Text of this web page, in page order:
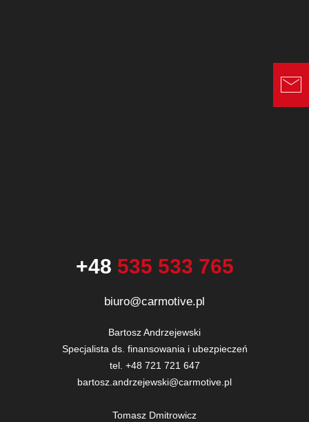
+48 535 533 765
biuro@carmotive.pl
Bartosz Andrzejewski
Specjalista ds. finansowania i ubezpieczeń
tel. +48 721 721 647
bartosz.andrzejewski@carmotive.pl
Tomasz Dmitrowicz